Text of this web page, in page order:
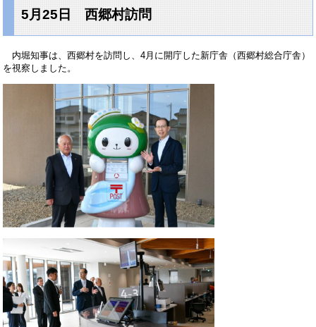
5月25日 西郷村訪問
内堀知事は、西郷村を訪問し、4月に開庁した新庁舎（西郷村総合庁舎）
を視察しました。